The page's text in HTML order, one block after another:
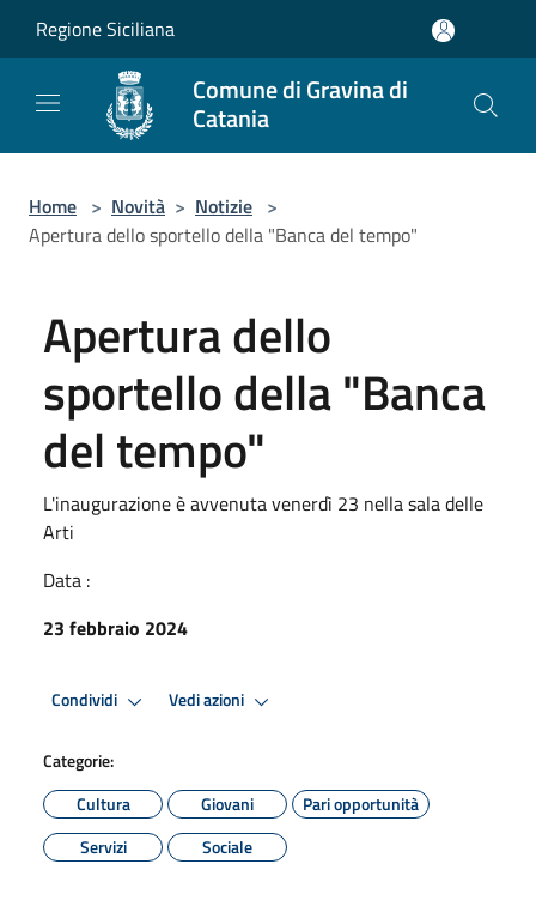
Regione Siciliana
Comune di Gravina di
Catania
Home > Novità > Notizie >
Apertura dello sportello della "Banca del tempo"
Apertura dello
sportello della "Banca
del tempo"
L'inaugurazione è avvenuta venerdì 23 nella sala delle
Arti
Data :
23 febbraio 2024
Condividi Vedi azioni
Categorie:
Cultura
Giovani
Pari opportunità
Servizi
Sociale